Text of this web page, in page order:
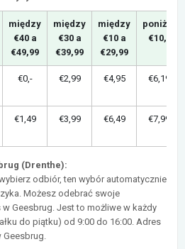
między
€40 a
€49,99
między
€30 a
€39,99
między
€10 a
€29,99
poniżej
€10,-
€0,- €2,99 €4,95 €6,19
€1,49 €3,99 €6,49 €7,99
(Drenthe):
odbiór, ten wybór automatycznie
Możesz odebrać swoje
Geesbrug. Jest to możliwe w każdy
do piątku) od 9:00 do 16:00. Adres